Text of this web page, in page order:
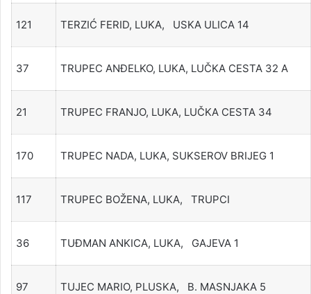
121 TERZIĆ FERID, LUKA, USKA ULICA 14
37 TRUPEC ANĐELKO, LUKA, LUČKA CESTA 32 A
21 TRUPEC FRANJO, LUKA, LUČKA CESTA 34
170 TRUPEC NADA, LUKA, SUKSEROV BRIJEG 1
117 TRUPEC BOŽENA, LUKA, TRUPCI
36 TUĐMAN ANKICA, LUKA, GAJEVA 1
97 TUJEC MARIO, PLUSKA, B. MASNJAKA 5